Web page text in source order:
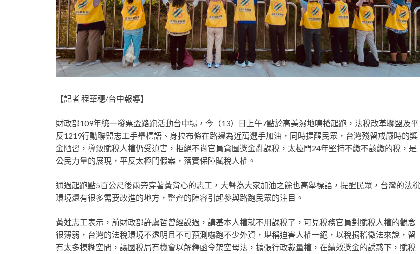
【記者 程華穗/台中報導】
財政部109年統一發票盃路跑活動台中場，今（13）日上午7點於高美濕地鳴槍起跑，法稅改革聯盟及平
反1219行動聯盟志工手舉標語、身拉布條在路邊為近萬選手加油，同時提醒民眾，台灣殘留戒嚴時的獎
金陋習，導致賦稅人權仍受迫害，拒絕不肖官員貪圖獎金亂課稅，太極門24年堅持不繳不該繳的稅，是
公民力量的展現，平反太極門假案，落實保障賦稅人權。
通過起跑點5百公尺後兩旁穿著黃背心的志工，大聲為大家加油之餘也高舉標語，提醒民眾，台灣的法稅
環境還有很多需要改進的地方，整齊的陣容引起參與路跑民眾的注目。
黃姓志工表示，前財政部許虞哲曾經說過，講基本人權就不用課稅了，可見稅務官員對賦稅人權的觀念
很薄弱，台灣的法稅環境不透明且不可預測嚇跑不少外資，堪稱迫害人權一絕，以稅捐稽徵法來說，留
有太多模糊空間，讓國稅局有機會以解釋函令架空母法，擴張行政裁量權，在績效獎金的誘惑下，賦稅